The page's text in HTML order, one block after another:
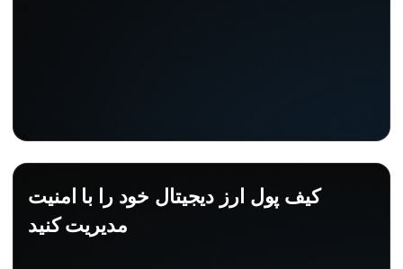
کیف پول ارز دیجیتال خود را با امنیت
مدیریت کنید